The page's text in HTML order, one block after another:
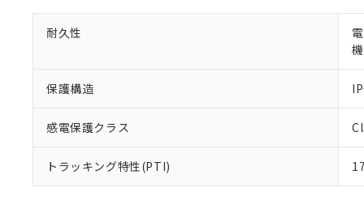
耐久性
保護構造
感電保護クラス
トラッキング特性(PTI)
本サービス
くものです。
当社制御機
在庫状況お
正式な納期
当社販売員
オムロン制
在庫状況お
六価クロム(Cr(Ⅵ))
フタル酸ビス(2-エチ
ル（DBP） 1000ppm
但し、RoHS指令で産
フタル酸エステル類の
※2 対応予定月
部品在庫の切り
*中国RoHS10物質の基
Pb(鉛) :1000ppm、
DBP(フタル酸ジブチ
※2 環境保護使
「ｅ」：有害物質
当社は、こ
う）を輸出
などの必要
当社は貴社
置等に一切
当社は、貴
また当社は
たしません。
一定数
一定数
在庫な
機器販